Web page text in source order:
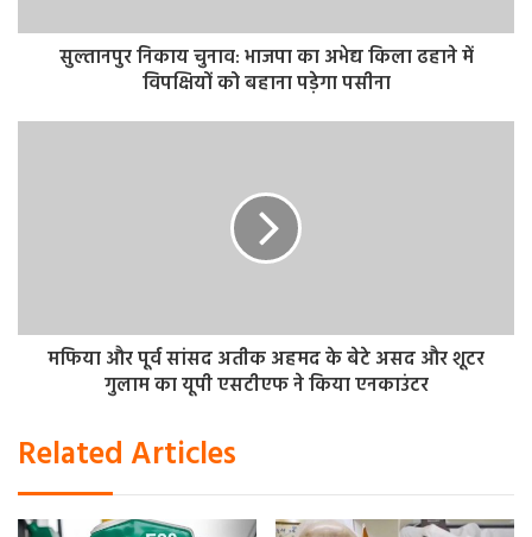
सुल्तानपुर निकाय चुनाव: भाजपा का अभेद्य किला ढहाने में
विपक्षियों को बहाना पड़ेगा पसीना
मफिया और पूर्व सांसद अतीक अहमद के बेटे असद और शूटर
गुलाम का यूपी एसटीएफ ने किया एनकाउंटर
Related Articles